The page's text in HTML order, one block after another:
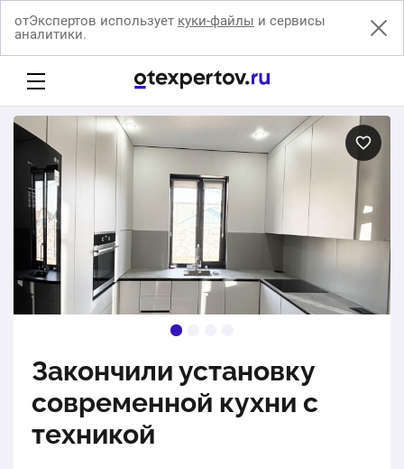
отЭкспертов использует куки-файлы и сервисы
аналитики.
Закончили установку
современной кухни с
техникой